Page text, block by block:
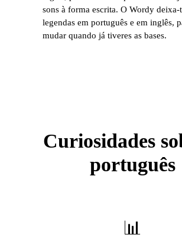
sons à forma escrita. O Wordy deixa-
legendas em português e em inglês,
mudar quando já tiveres as bases.
Curiosidades
português
📊